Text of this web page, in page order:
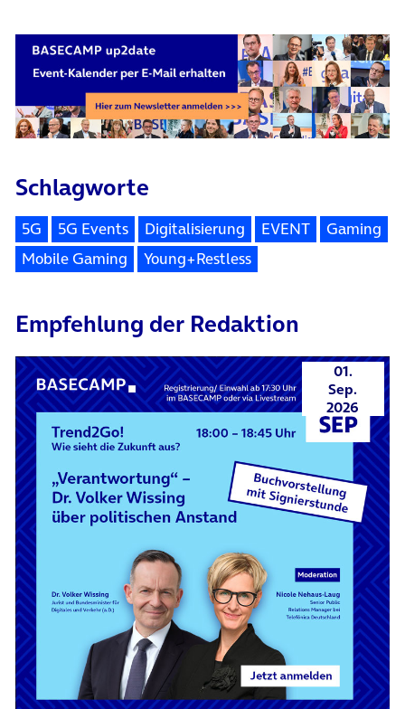
Schlagworte
5G 5G Events Digitalisierung EVENT
Gaming
Mobile Gaming
Young+Restless
Empfehlung der Redaktion
01.
Sep.
2026